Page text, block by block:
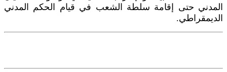
المدني حتى إقامة سلطة الشعب في قيام الحكم المدني
الديمقراطي.